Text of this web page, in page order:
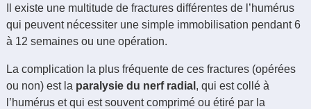
Il existe une multitude de fractures différentes de l’humérus
qui peuvent nécessiter une simple immobilisation pendant 6
à 12 semaines ou une opération.
La complication la plus fréquente de ces fractures (opérées
ou non) est la paralysie du nerf radial , qui est collé à
l’humérus et qui est souvent comprimé ou étiré par la